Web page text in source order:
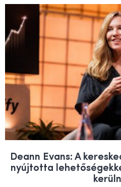
Deann Evans: A
nyújtotta